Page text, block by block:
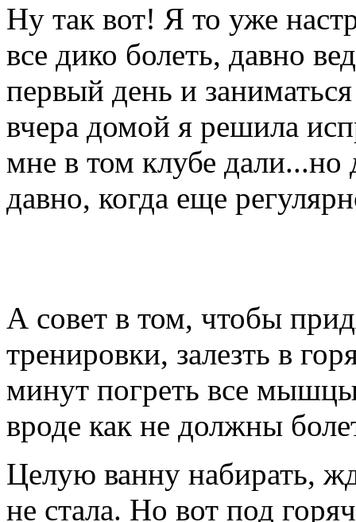
Ну так вот! Я то уже
все дико болеть, давно
первый день и
вчера домой я решила
мне в том клубе дали...но
давно, когда еще
А совет в том, чтобы
тренировки, залезть в
минут погреть все
вроде как не должны
Целую ванну набирать,
не стала. Но вот под